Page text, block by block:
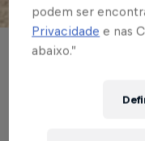
BASE MASCULINA
Equipe
podem ser
Privacidade e nas
abaixo.”